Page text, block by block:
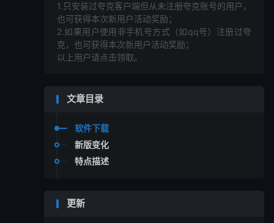
1.只安装过夸克客户端但从未注册夸克账号的用户，
也可获得本次新用户活动奖励；
2.如果用户使用非手机号方式（如qq号）注册过夸
克，也可获得本次新用户活动奖励；
以上用户请点击领取。
文章目录
软件下载
新版变化
特点描述
更新